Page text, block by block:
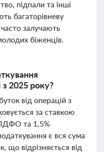
підпали та інші
багаторівневу
залучають
біженців.
з 2025 року?
від операцій з
за ставкою
та 1,5%
є вся сума
що відрізняється від